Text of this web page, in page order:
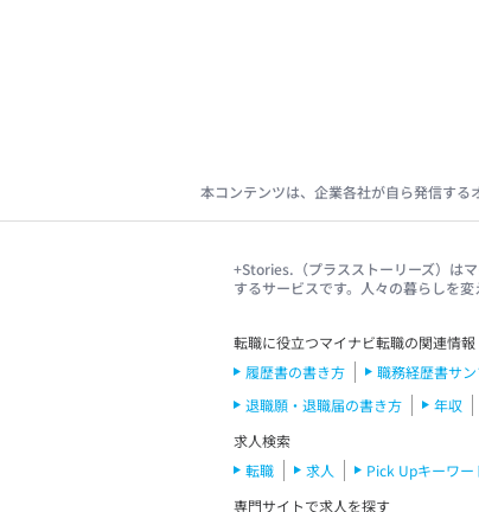
本コンテンツは、企業各社が自ら発信する
+Stories.（プラスストーリーズ）は
するサービスです。人々の暮らしを
転職に役立つマイナビ転職の関連情報
履歴書の書き方
職務経歴書サ
退職願・退職届の書き方
年収
求人検索
転職
求人
Pick Upキーワー
専門サイトで求人を探す